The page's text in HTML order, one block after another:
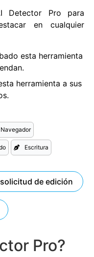
Detector Pro para
en cualquier
esta herramienta
herramienta a sus
Escritura
de edición
Pro?